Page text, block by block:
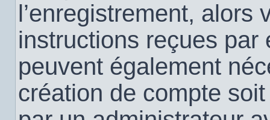
l’enregistrement, alors
instructions reçues par
peuvent également
création de compte